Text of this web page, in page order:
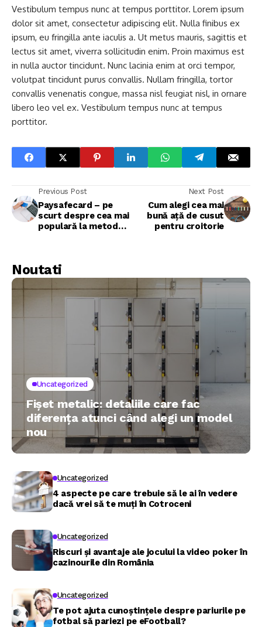
Vestibulum tempus nunc at tempus porttitor. Lorem ipsum
dolor sit amet, consectetur adipiscing elit. Nulla finibus ex
ipsum, eu fringilla ante iaculis a. Ut metus mauris, sagittis et
lectus sit amet, viverra sollicitudin enim. Proin maximus est
in nulla auctor tincidunt. Nunc lacinia enim at orci tempor,
volutpat tincidunt purus convallis. Nullam fringilla, tortor
convallis venenatis congue, massa nisl feugiat nisl, in ornare
libero leo vel ex. Vestibulum tempus nunc at tempus
porttitor.
Previous Post
Paysafecard – pe
scurt despre cea mai
populară la metodă
Next Post
Cum alegi cea mai
bună ață de cusut
pentru croitorie
Noutati
Uncategorized
Fișet metalic: detaliile care fac
diferența atunci când alegi un model
nou
Uncategorized
4 aspecte pe care trebuie să le ai în vedere
dacă vrei să te muți în Cotroceni
Uncategorized
Riscuri și avantaje ale jocului la video poker în
cazinourile din România
Uncategorized
Te pot ajuta cunoștințele despre pariurile pe
fotbal să pariezi pe eFootball?